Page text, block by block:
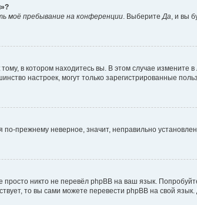
моё пребывание на конференции. ВыберитеДа, и вы
в котором находитесь вы. В этом случае измените
настроек, могут только зарегистрированные
прежнему неверное, значит, неправильно
никто не перевёл phpBB на ваш язык.
то вы сами можете перевести phpBB на свой